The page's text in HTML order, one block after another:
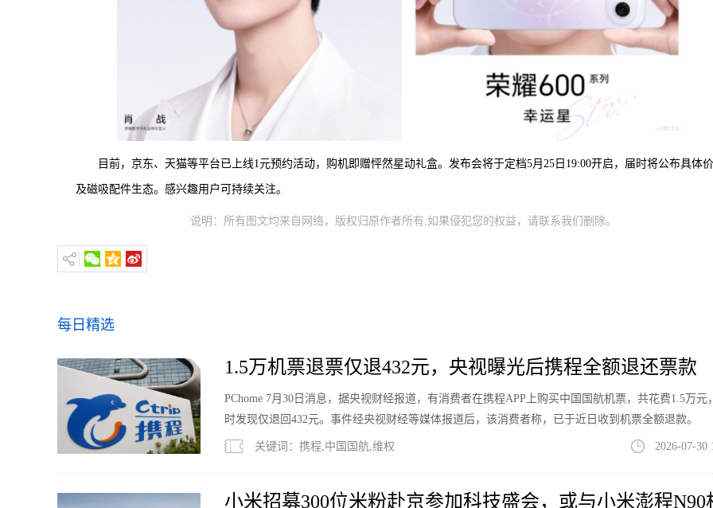
目前，京东、天猫等平台已上线1元预约活动，购机即赠怦然星动礼盒。发布会将于定档5月25日19:00开启，届时将公布具体
及磁吸配件生态。感兴趣用户可持续关注。
说明：所有图文均来自网络，版权归原作者所有,如果侵犯您的权益，请联系我们删除。
每日精选
1.5万机票退票仅退432元，央视曝光后携程全额退还票款
PChome 7月30日消息，据央视财经报道，有消费者在携程APP上购买中国国航机票，共花费1.5万元
时发现仅退回432元。事件经央视财经等媒体报道后，该消费者称，已于近日收到机票全额退款。
关键词：携程,中国国航,维权 2026-07-30
小米招募300位米粉赴京参加科技盛会，或与小米澎程N90